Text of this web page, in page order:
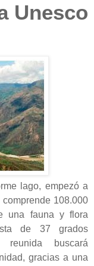
Unesco
lago, empezó a
108.000
una fauna y flora
de 37 grados
reunida buscará
gracias a una